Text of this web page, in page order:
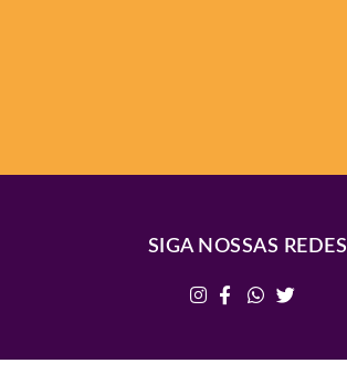
SIGA NOSSAS REDES